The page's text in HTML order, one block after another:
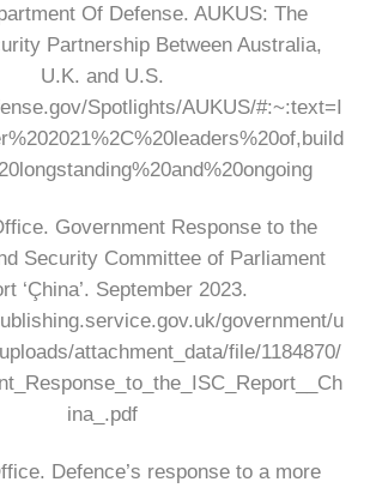
Of Defense. AUKUS: The
Partnership Between Australia,
U.K. and U.S.
Spotlights/AUKUS/#:~:text=I
Government Response to the
Security Committee of Parliament
‘Çhina’. September 2023.
government/u
attachment_data/file/1184870/
ina_.pdf
Defence’s response to a more